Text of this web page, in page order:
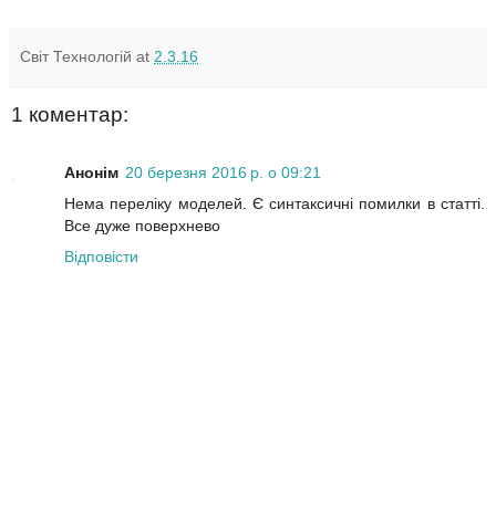
Світ Технологій at 2.3.16
1 коментар:
Анонім 20 березня 2016 р. о 09:21
Нема переліку моделей. Є синтаксичні помилки в статті.
Все дуже поверхнево
Відповісти